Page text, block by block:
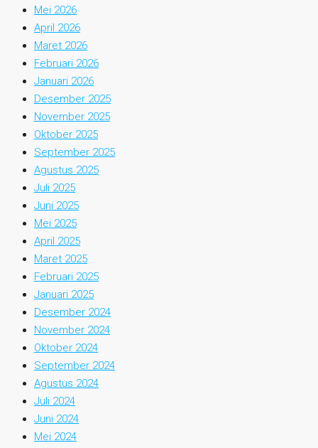
Mei 2026
April 2026
Maret 2026
Februari 2026
Januari 2026
Desember 2025
November 2025
Oktober 2025
September 2025
Agustus 2025
Juli 2025
Juni 2025
Mei 2025
April 2025
Maret 2025
Februari 2025
Januari 2025
Desember 2024
November 2024
Oktober 2024
September 2024
Agustus 2024
Juli 2024
Juni 2024
Mei 2024